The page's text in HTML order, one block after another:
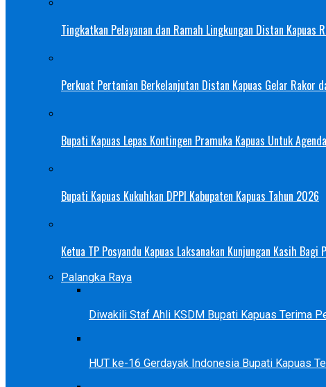
Tingkatkan Pelayanan dan Ramah Lingkungan Distan Kapuas
Perkuat Pertanian Berkelanjutan Distan Kapuas Gelar Rakor
Bupati Kapuas Lepas Kontingen Pramuka Kapuas Untuk
Bupati Kapuas Kukuhkan DPPI Kabupaten Kapuas Tahun 2026
Ketua TP Posyandu Kapuas Laksanakan Kunjungan Kasih
Palangka Raya
Diwakili Staf Ahli KSDM Bupati Kapuas Terima
HUT ke-16 Gerdayak Indonesia Bupati Kapuas